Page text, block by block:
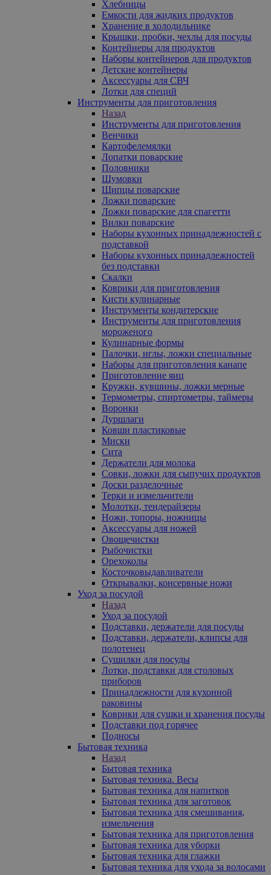
Хлебницы
Емкости для жидких продуктов
Хранение в холодильнике
Крышки, пробки, чехлы для посуды
Контейнеры для продуктов
Наборы контейнеров для продуктов
Детские контейнеры
Аксессуары для СВЧ
Лотки для специй
Инструменты для приготовления
Назад
Инструменты для приготовления
Венчики
Картофелемялки
Лопатки поварские
Половники
Шумовки
Щипцы поварские
Ложки поварские
Ложки поварские для спагетти
Вилки поварские
Наборы кухонных принадлежностей с
подставкой
Наборы кухонных принадлежностей
без подставки
Скалки
Коврики для приготовления
Кисти кулинарные
Инструменты кондитерские
Инструменты для приготовления
мороженого
Кулинарные формы
Палочки, иглы, ложки специальные
Наборы для приготовления канапе
Приготовление яиц
Кружки, кувшины, ложки мерные
Термометры, спиртометры, таймеры
Воронки
Дуршлаги
Ковши пластиковые
Миски
Сита
Держатели для молока
Совки, ложки для сыпучих продуктов
Доски разделочные
Терки и измельчители
Молотки, тендерайзеры
Ножи, топоры, ножницы
Аксессуары для ножей
Овощечистки
Рыбочистки
Орехоколы
Косточковыдавливатели
Открывалки, консервные ножи
Уход за посудой
Назад
Уход за посудой
Подставки, держатели для посуды
Подставки, держатели, клипсы для
полотенец
Сушилки для посуды
Лотки, подставки для столовых
приборов
Принадлежности для кухонной
раковины
Коврики для сушки и хранения посуды
Подставки под горячее
Подносы
Бытовая техника
Назад
Бытовая техника
Бытовая техника. Весы
Бытовая техника для напитков
Бытовая техника для заготовок
Бытовая техника для смешивания,
измельчения
Бытовая техника для приготовления
Бытовая техника для уборки
Бытовая техника для глажки
Бытовая техника для ухода за волосами